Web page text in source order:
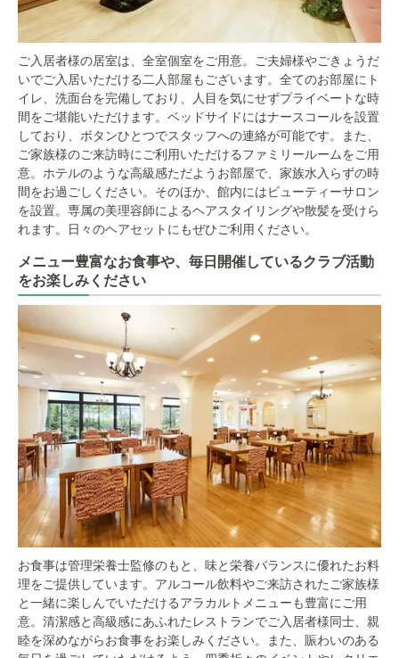
ご入居者様の居室は、全室個室をご用意。ご夫婦様やごきょうだ
いでご入居いただける二人部屋もございます。全てのお部屋にト
イレ、洗面台を完備しており、人目を気にせずプライベートな時
間をご堪能いただけます。ベッドサイドにはナースコールを設置
しており、ボタンひとつでスタッフへの連絡が可能です。また、
ご家族様のご来訪時にご利用いただけるファミリールームをご用
意。ホテルのような高級感ただようお部屋で、家族水入らずの時
間をお過ごしください。そのほか、館内にはビューティーサロン
を設置。専属の美理容師によるヘアスタイリングや散髪を受けら
れます。日々のヘアセットにもぜひご利用ください。
メニュー豊富なお食事や、毎日開催しているクラブ活動
をお楽しみください
お食事は管理栄養士監修のもと、味と栄養バランスに優れたお料
理をご提供しています。アルコール飲料やご来訪されたご家族様
と一緒に楽しんでいただけるアラカルトメニューも豊富にご用
意。清潔感と高級感にあふれたレストランでご入居者様同士、親
睦を深めながらお食事をお楽しみください。また、賑わいのある